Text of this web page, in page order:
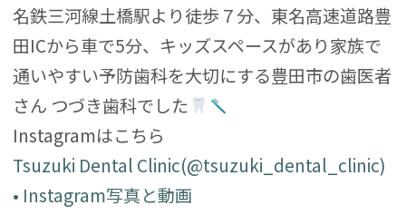
名鉄三河線土橋駅より徒歩７分、東名高速道路豊
田ICから車で5分、キッズスペースがあり家族で
通いやすい予防歯科を大切にする豊田市の歯医者
さん つづき歯科でした
Instagramはこちら
Tsuzuki Dental Clinic(@tsuzuki_dental_clinic)
• Instagram写真と動画